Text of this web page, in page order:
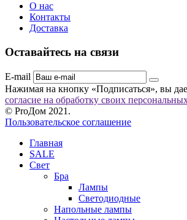
О нас
Контакты
Доставка
Оставайтесь на связи
E-mail
Нажимая на кнопку «Подписаться», вы
согласие на обработку своих
© ProДом 2021.
Пользовательское соглашение
Главная
SALE
Свет
Бра
Лампы
Светодиодные
Напольные лампы